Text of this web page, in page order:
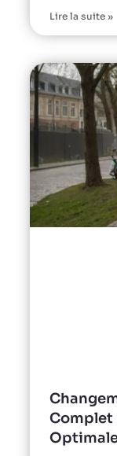
Lire la suite »
Complet